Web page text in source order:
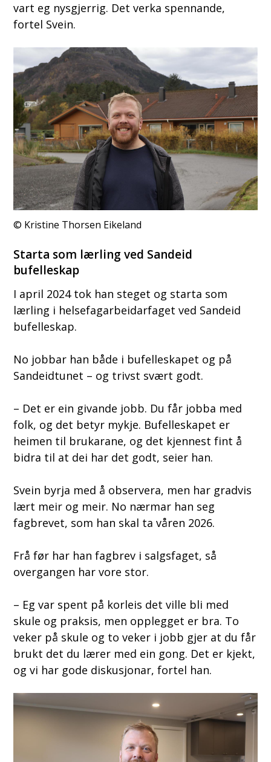
vart eg nysgjerrig. Det verka spennande,
fortel Svein.
Kristine Thorsen Eikeland
Starta som lærling ved Sandeid
bufelleskap
I april 2024 tok han steget og starta som
lærling i helsefagarbeidarfaget ved Sandeid
bufelleskap.
No jobbar han både i bufelleskapet og på
Sandeidtunet – og trivst svært godt.
– Det er ein givande jobb. Du får jobba med
folk, og det betyr mykje. Bufelleskapet er
heimen til brukarane, og det kjennest fint å
bidra til at dei har det godt, seier han.
Svein byrja med å observera, men har gradvis
lært meir og meir. No nærmar han seg
fagbrevet, som han skal ta våren 2026.
Frå før har han fagbrev i salgsfaget, så
overgangen har vore stor.
– Eg var spent på korleis det ville bli med
skule og praksis, men opplegget er bra. To
veker på skule og to veker i jobb gjer at du får
brukt det du lærer med ein gong. Det er kjekt,
og vi har gode diskusjonar, fortel han.